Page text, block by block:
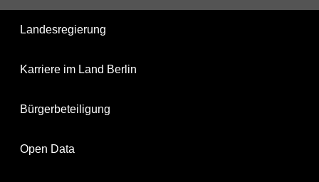
Landesregierung
Karriere im Land Berlin
Bürgerbeteiligung
Open Data